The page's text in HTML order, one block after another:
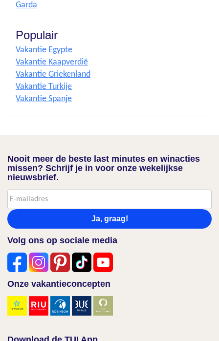
Garda
Populair
Vakantie Egypte
Vakantie Kaapverdië
Vakantie Griekenland
Vakantie Turkije
Vakantie Spanje
Nooit meer de beste last minutes en winacties
missen? Schrijf je in voor onze wekelijkse
nieuwsbrief.
Ja, graag!
Volg ons op sociale media
Onze vakantieconcepten